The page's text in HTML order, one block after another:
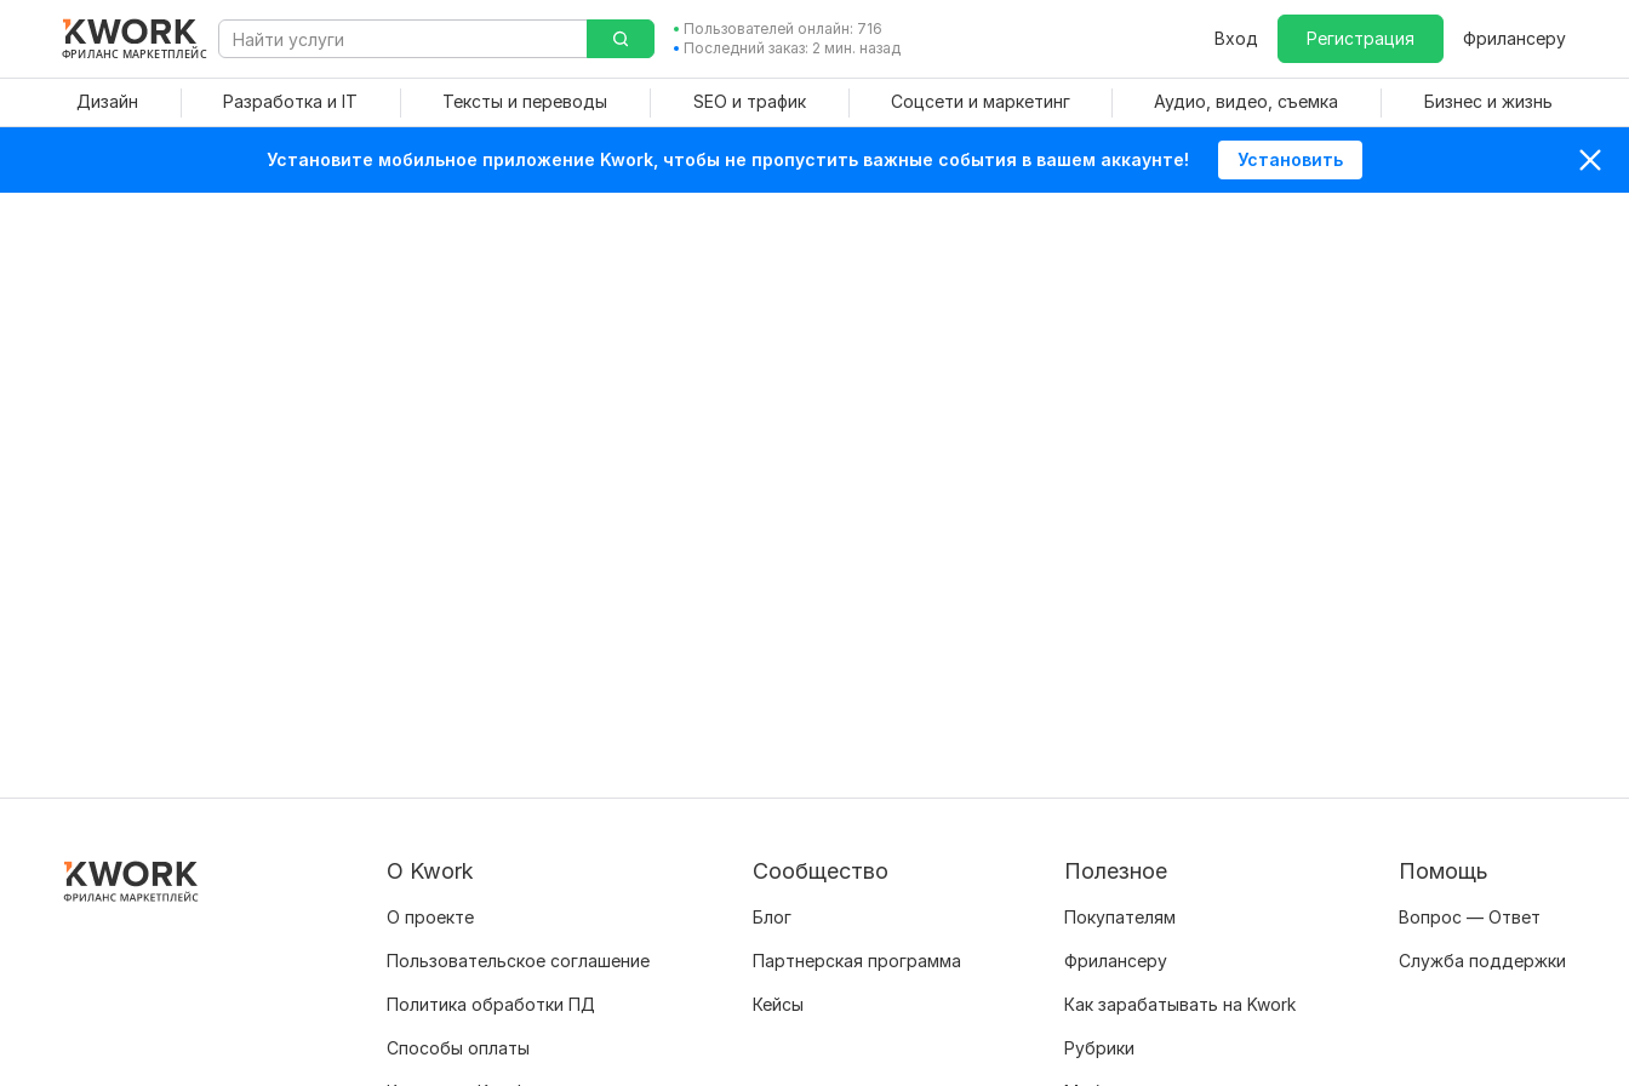
ФРИЛАНС МАРКЕТПЛЕЙС
Пользователей онлайн: 716
Последний заказ: 2 мин. назад
Вход Регистрация Фрилансеру
Дизайн Разработка и IT Тексты и переводы SEO и трафик Соцсети и маркетинг Аудио, видео, съемка Бизнес и жизнь
Установите мобильное приложение Kwork, чтобы не пропустить важные события в вашем аккаунте! Установить
О Kwork
О проекте
Пользовательское соглашение
Политика обработки ПД
Способы оплаты
Сообщество
Блог
Партнерская программа
Кейсы
Полезное
Покупателям
Фрилансеру
Как зарабатывать на Kwork
Рубрики
Помощь
Вопрос — Ответ
Служба поддержки